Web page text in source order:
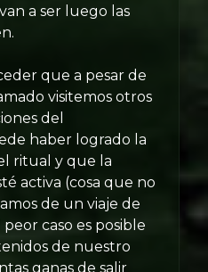
a ser luego las
que a pesar de
visitemos otros
del
haber logrado la
ritual y que la
activa (cosa que no
de un viaje de
peor caso es posible
de nuestro
ganas de salir